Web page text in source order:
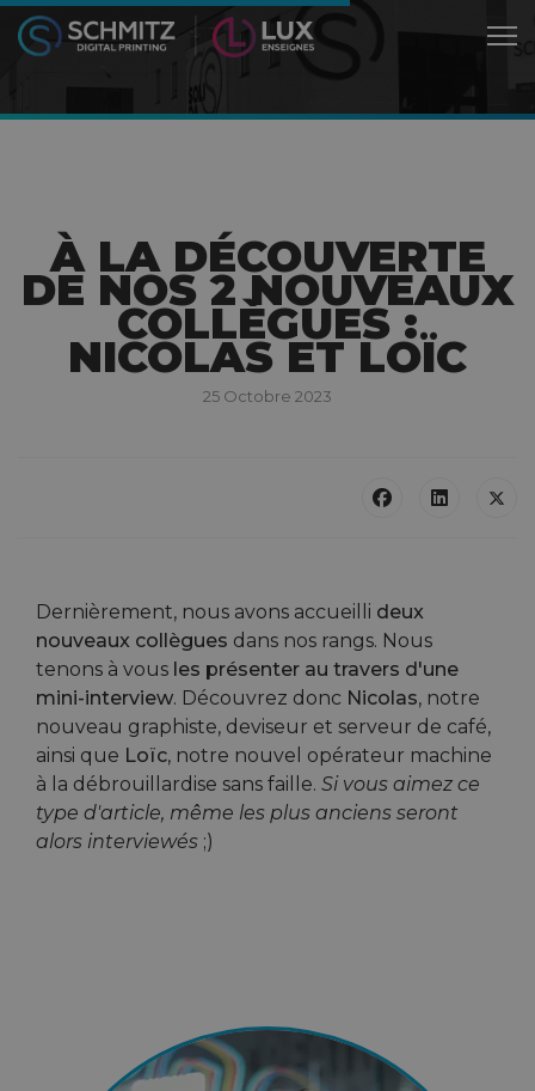
À LA DÉCOUVERTE
DE NOS 2 NOUVEAUX
COLLÈGUES :
NICOLAS ET LOÏC
25 Octobre 2023
Dernièrement, nous avons accueilli deux
nouveaux collègues dans nos rangs. Nous
tenons à vous les présenter au travers d'une
mini-interview. Découvrez donc Nicolas, notre
nouveau graphiste, deviseur et serveur de café,
ainsi que Loïc, notre nouvel opérateur machine
à la débrouillardise sans faille. Si vous aimez ce
type d'article, même les plus anciens seront
alors interviewés ;)